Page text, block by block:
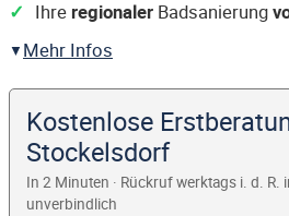
Ihre regionaler Badsanierung
Mehr Infos
Kostenlose
Stockelsdorf
In 2 Minuten · Rückruf werktags i. d. R.
unverbindlich